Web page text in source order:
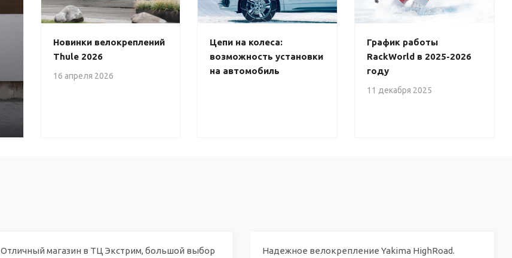
Новинки велокреплений
Thule 2026
16 апреля 2026
Цепи на колеса:
возможность установки
на автомобиль
График работы
RackWorld в 2025-2026
году
11 декабря 2025
Отличный магазин в ТЦ Экстрим, большой выбор
Надежное велокрепление Yakima HighRoad.